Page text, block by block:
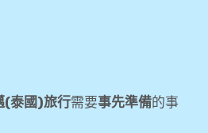
用網站資訊彙整（訂房、訂
、機票、租車）
(泰國)旅行需要事先準備的事